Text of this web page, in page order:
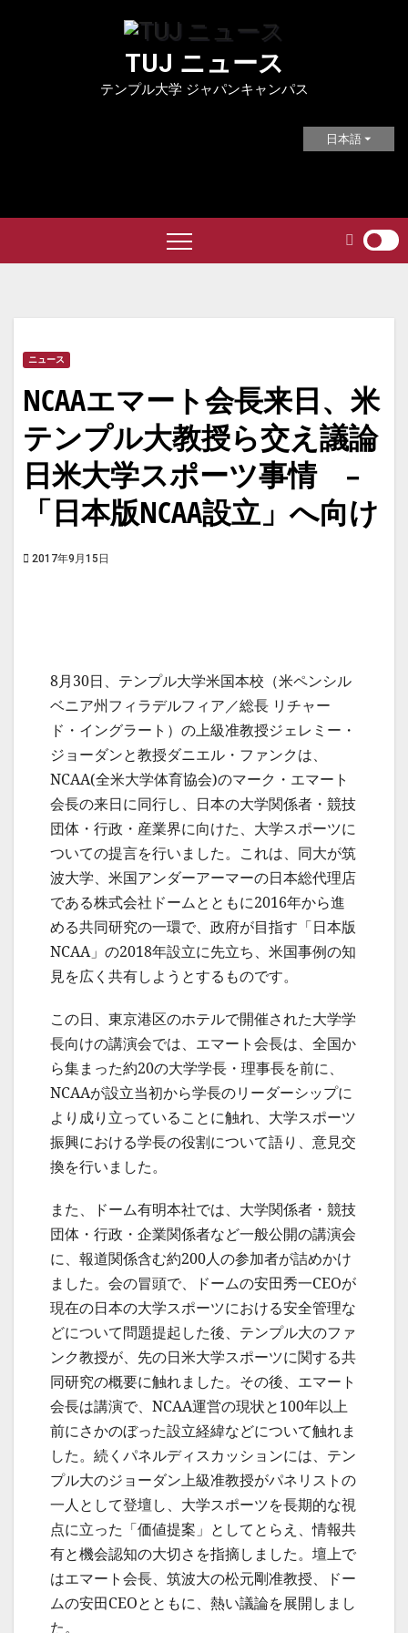
TUJ ニュース
テンプル大学 ジャパンキャンパス
日本語
ニュース
NCAAエマート会長来日、米
テンプル大教授ら交え議論
日米大学スポーツ事情 –
「日本版NCAA設立」へ向け
2017年9月15日
8月30日、テンプル大学米国本校（米ペンシル
ベニア州フィラデルフィア／総長 リチャー
ド・イングラート）の上級准教授ジェレミー・
ジョーダンと教授ダニエル・ファンクは、
NCAA(全米大学体育協会)のマーク・エマート
会長の来日に同行し、日本の大学関係者・競技
団体・行政・産業界に向けた、大学スポーツに
ついての提言を行いました。これは、同大が筑
波大学、米国アンダーアーマーの日本総代理店
である株式会社ドームとともに2016年から進
める共同研究の一環で、政府が目指す「日本版
NCAA」の2018年設立に先立ち、米国事例の知
見を広く共有しようとするものです。
この日、東京港区のホテルで開催された大学学
長向けの講演会では、エマート会長は、全国か
ら集まった約20の大学学長・理事長を前に、
NCAAが設立当初から学長のリーダーシップに
より成り立っていることに触れ、大学スポーツ
振興における学長の役割について語り、意見交
換を行いました。
また、ドーム有明本社では、大学関係者・競技
団体・行政・企業関係者など一般公開の講演会
に、報道関係含む約200人の参加者が詰めかけ
ました。会の冒頭で、ドームの安田秀一CEOが
現在の日本の大学スポーツにおける安全管理な
どについて問題提起した後、テンプル大のファ
ンク教授が、先の日米大学スポーツに関する共
同研究の概要に触れました。その後、エマート
会長は講演で、NCAA運営の現状と100年以上
前にさかのぼった設立経緯などについて触れま
した。続くパネルディスカッションには、テン
プル大のジョーダン上級准教授がパネリストの
一人として登壇し、大学スポーツを長期的な視
点に立った「価値提案」としてとらえ、情報共
有と機会認知の大切さを指摘しました。壇上で
はエマート会長、筑波大の松元剛准教授、ドー
ムの安田CEOとともに、熱い議論を展開しまし
た。